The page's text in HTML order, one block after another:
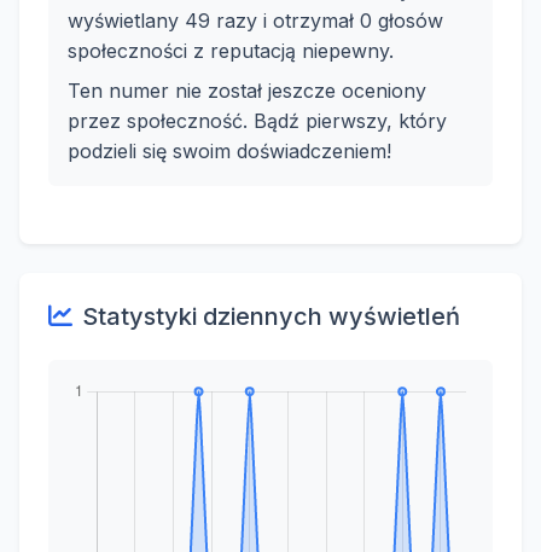
wyświetlany 49 razy i otrzymał 0 głosów
społeczności z reputacją niepewny.
Ten numer nie został jeszcze oceniony
przez społeczność. Bądź pierwszy, który
podzieli się swoim doświadczeniem!
Statystyki dziennych wyświetleń